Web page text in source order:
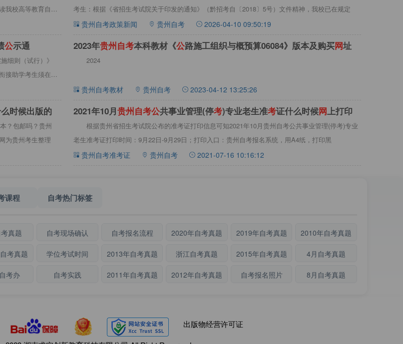
我校高等教育自学
考生：根据《省招生考试院关于印发的通知》（黔招考自〔2018〕5号）文件精神，我校已在规定
贵州自考政策新闻 贵州自考 2026-04-10 09:50:19
公示通
细则（试行）》
接助学考生须在省
2023年贵州自考本科教材《公路施工组织与概预算06084》版本及购买网址
2024
贵州自考教材 贵州自考 2023-04-12 13:25:26
时候出版的
？包邮吗？贵州
为贵州考生整理
2021年10月贵州自考公共事业管理(停考)专业老生准考证什么时候网上打印
根据贵州省招生考试院公布的准考证打印信息可知2021年10月贵州自考公共事业管理(停考)专业
老生准考证打印时间：9月22日-9月29日；打印入口：贵州自考报名系统，用A4纸，打印黑
贵州自考准考证 贵州自考 2021-07-16 10:16:12
课程 自考热门标签
真题 自考现场确认 自考报名流程 2020年自考真题 2019年自考真题 2010年自考真题
考真题 学位考试时间 2013年自考真题 浙江自考真题 2015年自考真题 4月自考真题
考办 自考实践 2011年自考真题 2012年自考真题 自考报名照片 8月自考真题
出版物经营许可证